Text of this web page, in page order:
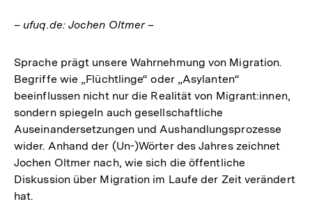
– ufuq.de: Jochen Oltmer –
Sprache prägt unsere Wahrnehmung von Migration.
Begriffe wie „Flüchtlinge“ oder „Asylanten“
beeinflussen nicht nur die Realität von Migrant:innen,
sondern spiegeln auch gesellschaftliche
Auseinandersetzungen und Aushandlungsprozesse
wider. Anhand der (Un-)Wörter des Jahres zeichnet
Jochen Oltmer nach, wie sich die öffentliche
Diskussion über Migration im Laufe der Zeit verändert
hat.